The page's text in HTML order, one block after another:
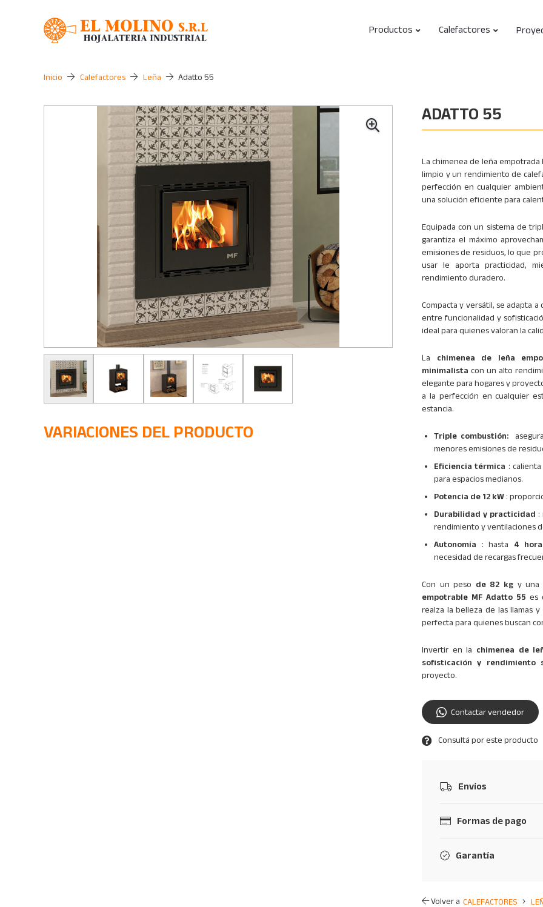
Productos Calefactores
Inicio Calefactores Leña Adatto 55
ADATTO 55
La chimenea de leña
limpio y un rendimiento de
perfección en cualquier
una solución eficiente para
Equipada con un sistema de
garantiza el máximo
emisiones de residuos, lo que
usar le aporta practicidad,
rendimiento duradero.
Compacta y versátil, se adapta
entre funcionalidad y
ideal para quienes valoran la
La chimenea de leña
minimalista con un alto
elegante para hogares y
a la perfección en cualquier
estancia.
Triple combustión:
menores emisiones de
Eficiencia térmica :
para espacios medianos.
Potencia de 12 kW :
Durabilidad y practicidad :
rendimiento y ventilaciones
Autonomía : hasta 4
necesidad de recargas
Con un peso de 82 kgy una
empotrable MF Adatto 55 es
realza la belleza de las llamas
perfecta para quienes buscan
Invertir en la chimenea de
sofisticación y rendimiento
proyecto.
Contactar vendedor
Consultá por este producto
Envíos
Formas de pago
Garantía
Volver a CALEFACTORES